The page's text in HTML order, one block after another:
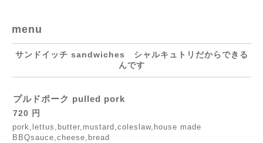
menu
サンドイッチ sandwiches シャルキュトリだからできる
んです
プルドポーク pulled pork
720 円
pork,lettus,butter,mustard,coleslaw,house made
BBQsauce,cheese,bread